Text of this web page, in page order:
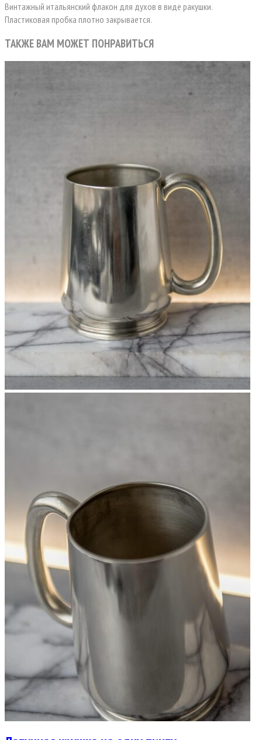
Винтажный итальянский флакон для духов в виде ракушки.
Пластиковая пробка плотно закрывается.
ТАКЖЕ ВАМ МОЖЕТ ПОНРАВИТЬСЯ